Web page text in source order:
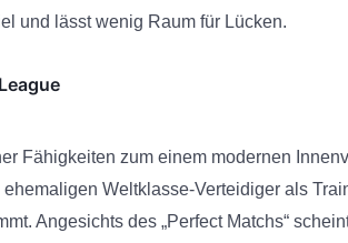
und lässt wenig Raum für Lücken.
Fähigkeiten zum einem modernen
Weltklasse-Verteidiger als
Angesichts des „Perfect Matchs“